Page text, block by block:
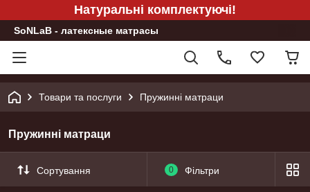
Натуральні комплектуючі!
SoNLaB - латексные матрасы
Товари та послуги Пружинні матраци
Пружинні матраци
Сортування 0 Фільтри